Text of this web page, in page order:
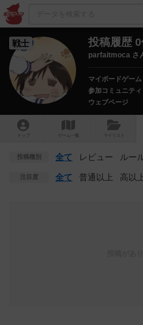
戦士 投稿履歴
parfaitmoca さ
マイボードゲーム
参加コミュニティ
ウェブページ
トップ ゲーム一覧 マイリスト
投稿種別 全て レビュー ルー
注目度 全て 普通以上 高以